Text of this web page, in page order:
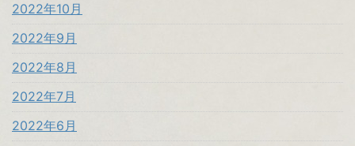
2022年10月
2022年9月
2022年8月
2022年7月
2022年6月